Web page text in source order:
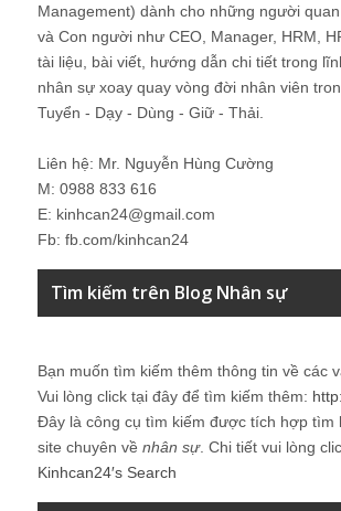
Management) dành cho những người
và Con người như CEO, Manager, HRM,
tài liệu, bài viết, hướng dẫn chi tiết trong
nhân sự xoay quay vòng đời nhân viên
Tuyển - Dạy - Dùng - Giữ - Thải.
Liên hệ: Mr. Nguyễn Hùng Cường
M: 0988 833 616
E: kinhcan24@gmail.com
Fb: fb.com/kinhcan24
Tìm kiếm trên Blog Nhân sự
Bạn muốn tìm kiếm thêm thông tin về các
Vui lòng click tại đây để tìm kiếm thêm:
Đây là công cụ tìm kiếm được tích hợp tìm
site chuyên về nhân sự. Chi tiết vui lòng
Kinhcan24′s Search